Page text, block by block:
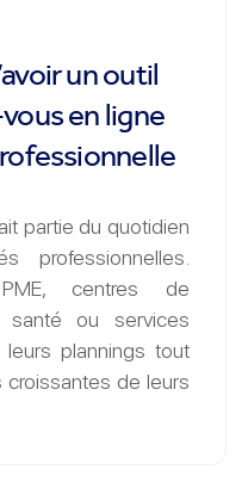
un outil
en ligne
partie du quotidien
professionnelles.
centres de
santé ou services
plannings tout
croissantes de leurs